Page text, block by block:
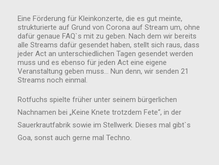
Eine Förderung für Kleinkonzerte, die es gut meinte,
strukturierte auf Grund von Corona auf Stream um, ohne
dafür genaue FAQ`s mit zu geben. Nach dem wir bereits
alle Streams dafür gesendet haben, stellt sich raus, dass
jeder Act an unterschiedlichen Tagen gesendet werden
muss und es ebenso für jeden Act eine eigene
Veranstaltung geben muss… Nun denn, wir senden 21
Streams noch einmal.
Rotfuchs spielte früher unter seinem bürgerlichen
Nachnamen bei „Keine Knete trotzdem Fete“, in der
Sauerkrautfabrik sowie im Stellwerk. Dieses mal gibt`s
Goa, sonst auch gerne mal Techno.